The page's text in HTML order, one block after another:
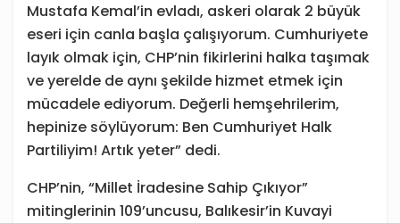
Mustafa Kemal’in evladı, askeri olarak 2 büyük
eseri için canla başla çalışıyorum. Cumhuriyete
layık olmak için, CHP’nin fikirlerini halka taşımak
ve yerelde de aynı şekilde hizmet etmek için
mücadele ediyorum. Değerli hemşehrilerim,
hepinize söylüyorum: Ben Cumhuriyet Halk
Partiliyim! Artık yeter” dedi.
CHP’nin, “Millet İradesine Sahip Çıkıyor”
mitinglerinin 109’uncusu, Balıkesir’in Kuvayi